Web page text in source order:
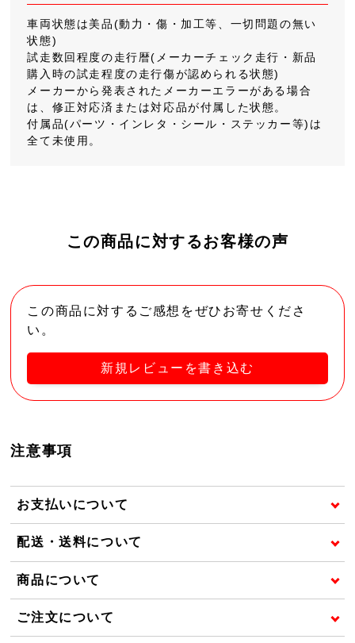
車両状態は美品(動力・傷・加工等、一切問題の無い
状態)
試走数回程度の走行暦(メーカーチェック走行・新品
購入時の試走程度の走行傷が認められる状態)
メーカーから発表されたメーカーエラーがある場合
は、修正対応済または対応品が付属した状態。
付属品(パーツ・インレタ・シール・ステッカー等)は
全て未使用。
この商品に対するお客様の声
この商品に対するご感想をぜひお寄せくださ
い。
新規レビューを書き込む
注意事項
お支払いについて
配送・送料について
商品について
ご注文について